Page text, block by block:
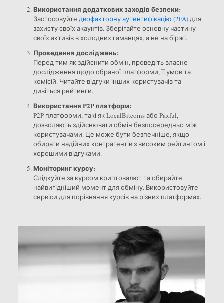
Використання додаткових заходів безпеки:
Застосовуйте двофакторну аутентифікацію (2FA)для
захисту своїх акаунтів. Зберігайте основну частину
своїх активів в холодних гаманцях, а не на біржі.
Проведення досліджень:
Перед тим як здійснити обмін, проведіть власне
дослідження щодо обраної платформи, її умов та
комісій. Читайте відгуки інших користувачів та
дивіться рейтинги.
Використання P2P платформ:
P2P платформи, такі як LocalBitcoins або Paxful,
дозволяють здійснювати обмін безпосередньо між
користувачами. Це може бути безпечніше, якщо
обирати надійних контрагентів з високим рейтингом і
хорошими відгуками.
Моніторинг курсу:
Слідкуйте за курсом криптовалют та обирайте
найвигідніший момент для обміну. Використовуйте
сервіси для порівняння курсів на різних платформах.